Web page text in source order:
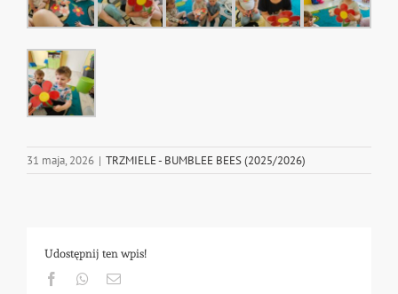
31 maja, 2026 | TRZMIELE - BUMBLEE BEES (2025/2026)
Udostępnij ten wpis!
FacebookWhatsapp
Email